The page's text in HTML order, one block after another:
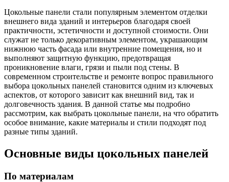
Цокольные панели стали популярным элементом отделки
внешнего вида зданий и интерьеров благодаря своей
практичности, эстетичности и доступной стоимости. Они
служат не только декоративным элементом, украшающим
нижнюю часть фасада или внутренние помещения, но и
выполняют защитную функцию, предотвращая
проникновение влаги, грязи и пыли под стены. В
современном строительстве и ремонте вопрос правильного
выбора цокольных панелей становится одним из ключевых
аспектов, от которого зависит как внешний вид, так и
долговечность здания. В данной статье мы подробно
рассмотрим, как выбрать цокольные панели, на что обратить
особое внимание, какие материалы и стили подходят под
разные типы зданий.
Основные виды цокольных панелей
По материалам